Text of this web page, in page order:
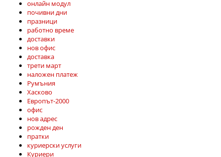
онлайн модул
почивни дни
празници
работно време
доставки
нов офис
доставка
трети март
наложен платеж
Румъния
Хасково
Европът-2000
офис
нов адрес
рожден ден
пратки
куриерски услуги
Куриери